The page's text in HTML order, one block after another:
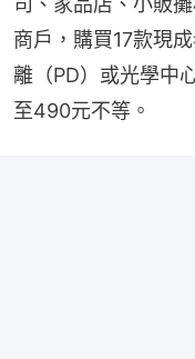
商戶，購買17款現
離（PD）或光學中
至490元不等。